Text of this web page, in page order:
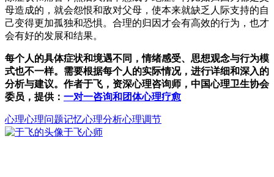
母造成的，就会怨恨和敌对父母，使本来就缺乏人际支持的自
己变得更加孤独和恐惧。合理的归因才会有高效的行为，也才
会有好的发展和结果。
每个人的具体症状和境遇不同，情绪感受、思想观念与行为模
式也不一样。需要根据每个人的实际情况，进行详细和深入的
分析与建议。作者于飞，资深心理咨询师，中国心理卫生协会
委员，提供： 一对一咨询和团体心理疗愈
心理心理问题记忆心理分析心理调节
于飞心师